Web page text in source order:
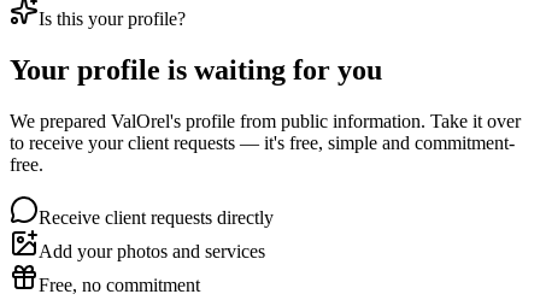
Is this your profile?
Your profile is waiting for you
We prepared ValOrel's profile from public information. Take it over
to receive your client requests — it's free, simple and commitment-
free.
Receive client requests directly
Add your photos and services
Free, no commitment